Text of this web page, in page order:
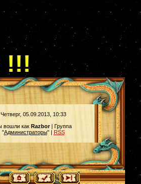
!!!
Четверг, 05.09.2013, 10:33
вошли как Razbor| Группа
"Администраторы" | RSS